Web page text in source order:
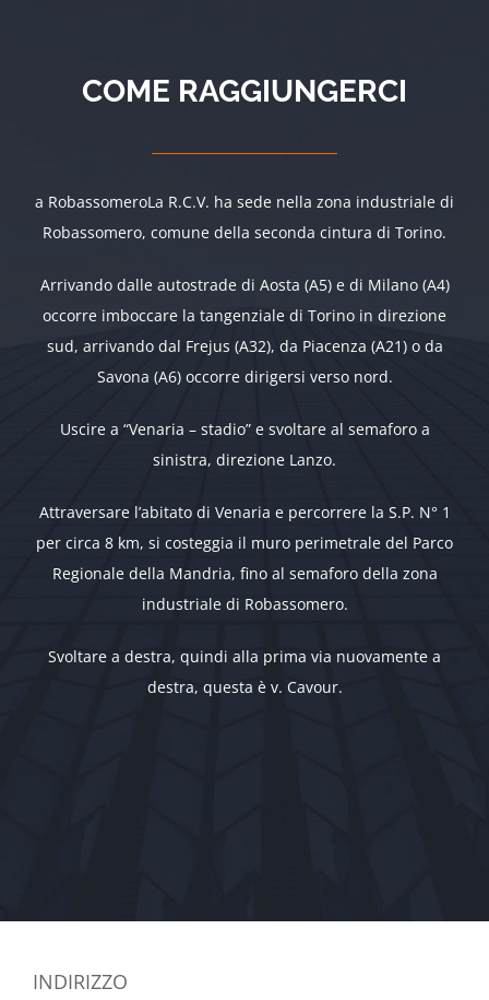
COME RAGGIUNGERCI
a RobassomeroLa R.C.V. ha sede nella zona industriale di
Robassomero, comune della seconda cintura di Torino.
Arrivando dalle autostrade di Aosta (A5) e di Milano (A4)
occorre imboccare la tangenziale di Torino in direzione
sud, arrivando dal Frejus (A32), da Piacenza (A21) o da
Savona (A6) occorre dirigersi verso nord.
Uscire a “Venaria – stadio” e svoltare al semaforo a
sinistra, direzione Lanzo.
Attraversare l’abitato di Venaria e percorrere la S.P. N° 1
per circa 8 km, si costeggia il muro perimetrale del Parco
Regionale della Mandria, fino al semaforo della zona
industriale di Robassomero.
Svoltare a destra, quindi alla prima via nuovamente a
destra, questa è v. Cavour.
INDIRIZZO